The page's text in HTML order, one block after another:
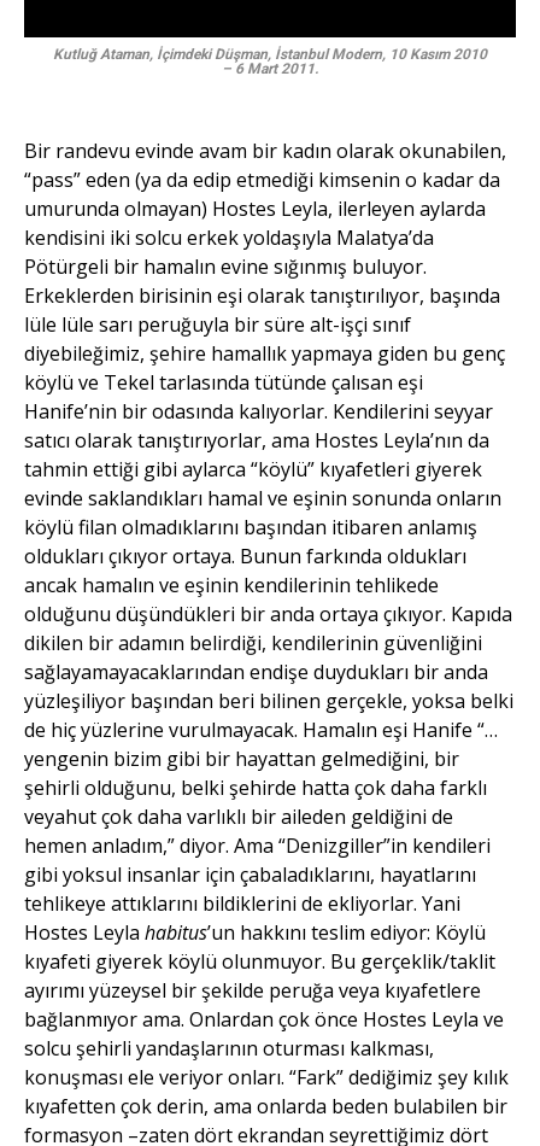
Kutluğ Ataman, İçimdeki Düşman, İstanbul Modern, 10 Kasım 2010
– 6 Mart 2011.
Bir randevu evinde avam bir kadın olarak okunabilen,
“pass” eden (ya da edip etmediği kimsenin o kadar da
umurunda olmayan) Hostes Leyla, ilerleyen aylarda
kendisini iki solcu erkek yoldaşıyla Malatya’da
Pötürgeli bir hamalın evine sığınmış buluyor.
Erkeklerden birisinin eşi olarak tanıştırılıyor, başında
lüle lüle sarı peruğuyla bir süre alt-işçi sınıf
diyebileğimiz, şehire hamallık yapmaya giden bu genç
köylü ve Tekel tarlasında tütünde çalısan eşi
Hanife’nin bir odasında kalıyorlar. Kendilerini seyyar
satıcı olarak tanıştırıyorlar, ama Hostes Leyla’nın da
tahmin ettiği gibi aylarca “köylü” kıyafetleri giyerek
evinde saklandıkları hamal ve eşinin sonunda onların
köylü filan olmadıklarını başından itibaren anlamış
oldukları çıkıyor ortaya. Bunun farkında oldukları
ancak hamalın ve eşinin kendilerinin tehlikede
olduğunu düşündükleri bir anda ortaya çıkıyor. Kapıda
dikilen bir adamın belirdiği, kendilerinin güvenliğini
sağlayamayacaklarından endişe duydukları bir anda
yüzleşiliyor başından beri bilinen gerçekle, yoksa belki
de hiç yüzlerine vurulmayacak. Hamalın eşi Hanife “…
yengenin bizim gibi bir hayattan gelmediğini, bir
şehirli olduğunu, belki şehirde hatta çok daha farklı
veyahut çok daha varlıklı bir aileden geldiğini de
hemen anladım,” diyor. Ama “Denizgiller”in kendileri
gibi yoksul insanlar için çabaladıklarını, hayatlarını
tehlikeye attıklarını bildiklerini de ekliyorlar. Yani
Hostes Leyla habitus’un hakkını teslim ediyor: Köylü
kıyafeti giyerek köylü olunmuyor. Bu gerçeklik/taklit
ayırımı yüzeysel bir şekilde peruğa veya kıyafetlere
bağlanmıyor ama. Onlardan çok önce Hostes Leyla ve
solcu şehirli yandaşlarının oturması kalkması,
konuşması ele veriyor onları. “Fark” dediğimiz şey kılık
kıyafetten çok derin, ama onlarda beden bulabilen bir
formasyon –zaten dört ekrandan seyrettiğimiz dört